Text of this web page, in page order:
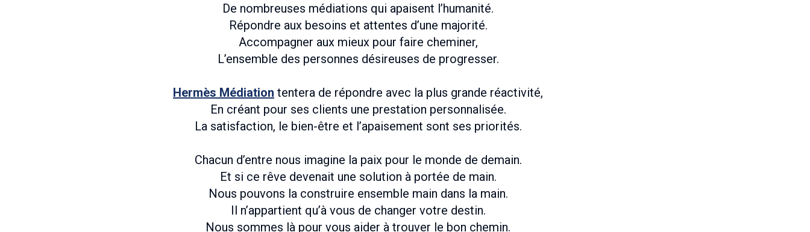
De nombreuses médiations qui apaisent l’humanité.
Répondre aux besoins et attentes d’une majorité.
Accompagner aux mieux pour faire cheminer,
L’ensemble des personnes désireuses de progresser.
Hermès Médiation tentera de répondre avec la plus grande réactivité,
En créant pour ses clients une prestation personnalisée.
La satisfaction, le bien-être et l’apaisement sont ses priorités.
Chacun d’entre nous imagine la paix pour le monde de demain.
Et si ce rêve devenait une solution à portée de main.
Nous pouvons la construire ensemble main dans la main.
Il n’appartient qu’à vous de changer votre destin.
Nous sommes là pour vous aider à trouver le bon chemin.